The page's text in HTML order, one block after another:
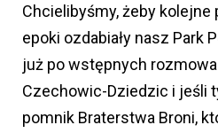
Chcielibyśmy, żeby
epoki ozdabiały nasz Park
już po wstępnych
Czechowic-Dziedzic i jeśli
pomnik Braterstwa Broni,